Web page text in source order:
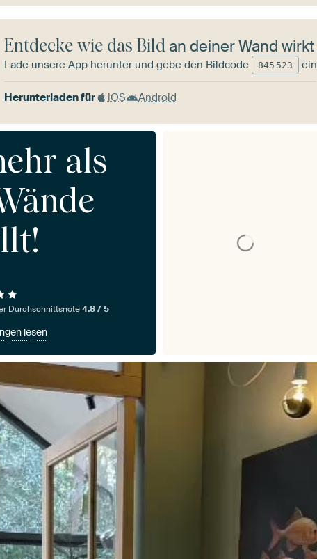
Entdecke wie das Bildan deiner Wand wirkt
Lade unsere App herunter und gebe den Bildcode 845 523 ein
Herunterladen für iOS Android
als
Durchschnittsnote4.8 / 5
lesen